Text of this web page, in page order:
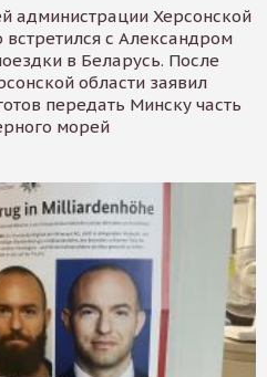
администрации Херсонской
с Александром
в Беларусь. После
области заявил
передать Минску часть
морей